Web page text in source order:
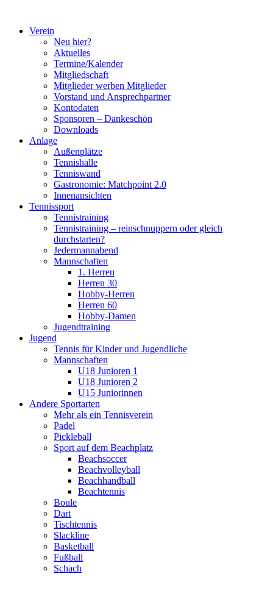
springenVerein
Neu hier?
Aktuelles
Termine/Kalender
Mitgliedschaft
Mitglieder werben Mitglieder
Vorstand und Ansprechpartner
Kontodaten
Sponsoren – Dankeschön
Downloads
Anlage
Außenplätze
Tennishalle
Tenniswand
Gastronomie: Matchpoint 2.0
Innenansichten
Tennissport
Tennistraining
Tennistraining – reinschnuppern oder gleich
durchstarten?
Jedermannabend
Mannschaften
1. Herren
Herren 30
Hobby-Herren
Herren 60
Hobby-Damen
Jugendtraining
Jugend
Tennis für Kinder und Jugendliche
Mannschaften
U18 Junioren 1
U18 Junioren 2
U15 Juniorinnen
Andere Sportarten
Mehr als ein Tennisverein
Padel
Pickleball
Sport auf dem Beachplatz
Beachsoccer
Beachvolleyball
Beachhandball
Beachtennis
Boule
Dart
Tischtennis
Slackline
Basketball
Fußball
Schach